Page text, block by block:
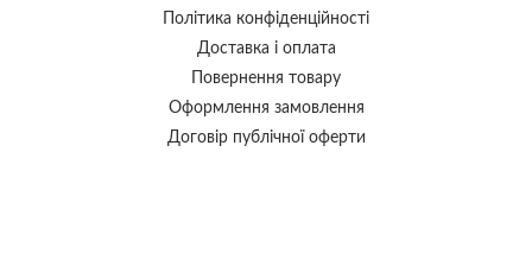
Політика конфіденційності
Доставка і оплата
Повернення товару
Оформлення замовлення
Договір публічної оферти